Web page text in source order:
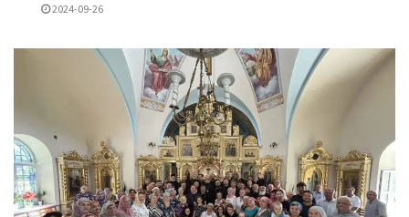
2024-09-26